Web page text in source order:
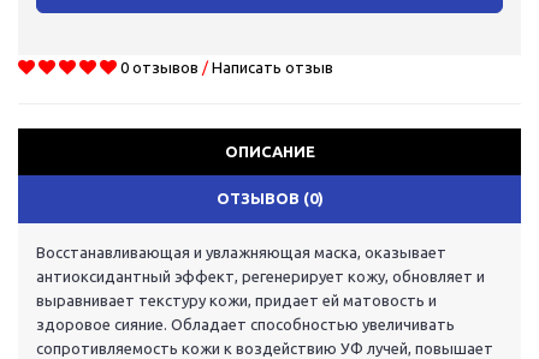
0 отзывов / Написать отзыв
ОПИСАНИЕ
ОТЗЫВОВ (0)
Восстанавливающая и увлажняющая маска, оказывает
антиоксидантный эффект, регенерирует кожу, обновляет и
выравнивает текстуру кожи, придает ей матовость и
здоровое сияние. Обладает способностью увеличивать
сопротивляемость кожи к воздействию УФ лучей, повышает